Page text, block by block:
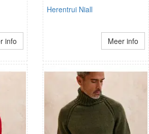
info
Herentrui Niall
Meer info